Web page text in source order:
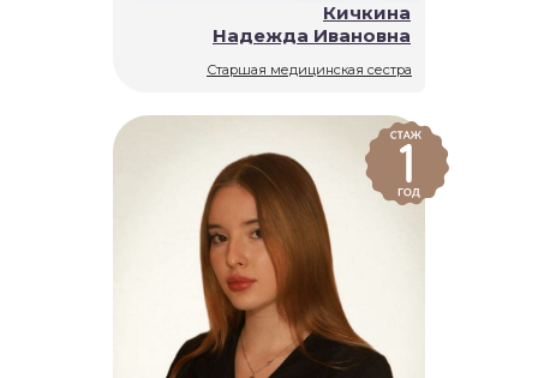
Старшая медицинская сестра
Кичкина
Надежда Ивановна